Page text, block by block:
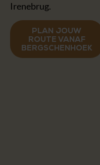
Irenebrug.
PLAN JOUW
ROUTE VANAF
BERGSCHENHOEK